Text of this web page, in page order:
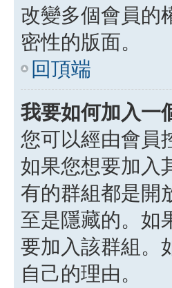
改變多個會員的
密性的版面。
回頂端
我要如何加入一
您可以經由會員
如果您想要加入
有的群組都是開
至是隱藏的。如
要加入該群組。
自己的理由。